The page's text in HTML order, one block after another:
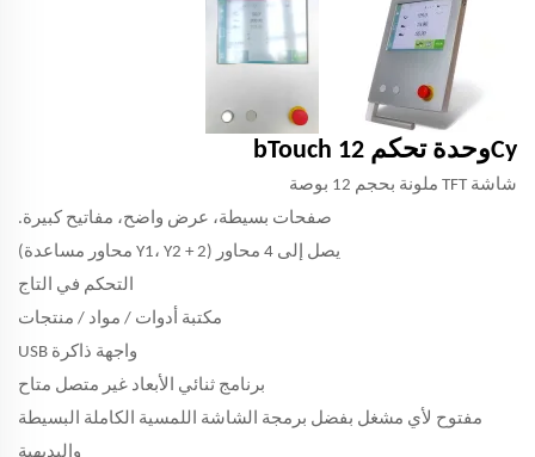
Cyوحدة تحكم bTouch 12
شاشة TFT ملونة بحجم 12 بوصة
صفحات بسيطة، عرض واضح، مفاتيح كبيرة.
يصل إلى 4 محاور (Y1، Y2 + 2 محاور مساعدة)
التحكم في التاج
مكتبة أدوات / مواد / منتجات
واجهة ذاكرة USB
برنامج ثنائي الأبعاد غير متصل متاح
مفتوح لأي مشغل بفضل برمجة الشاشة اللمسية الكاملة البسيطة
والبديهية